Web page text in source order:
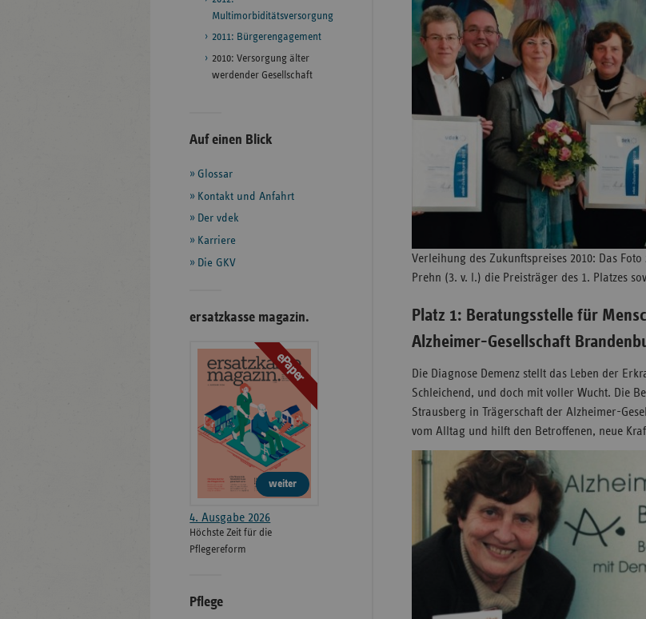
Verleihung des Zukunftspreises 2010: Das
Prehn (3. v. l.) die Preisträger des 1. Platzes
Platz 1: Beratungsstelle für
Alzheimer-Gesellschaft
Die Diagnose Demenz stellt das Leben der
Schleichend, und doch mit voller Wucht. Die
Strausberg in Trägerschaft der Alzheimer-
vom Alltag und hilft den Betroffenen, neue
Multimorbiditätsversorgung
2011: Bürgerengagement
2010: Versorgung älter
werdender Gesellschaft
Seitenleiste
weiteren
Informationen
Auf einen Blick
Glossar
Kontakt und Anfahrt
Der vdek
Karriere
Die GKV
ersatzkasse magazin.
ePaper
weiter
4. Ausgabe 2026
Höchste Zeit für die
Pflegereform
Pflege